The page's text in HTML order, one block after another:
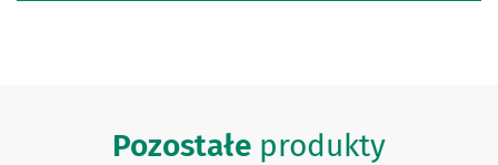
Pozostałe produkty